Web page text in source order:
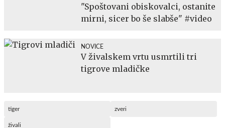
"Spoštovani obiskovalci, ostanite
mirni, sicer bo še slabše" #video
NOVICE
V živalskem vrtu usmrtili tri
tigrove mladičke
tiger zveri
živali